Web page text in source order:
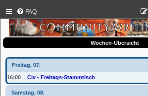
FAQ
Wochen-Übersicht
Freitag, 07.
16:00 Civ - Freitags-Stammtisch
Samstag, 08.